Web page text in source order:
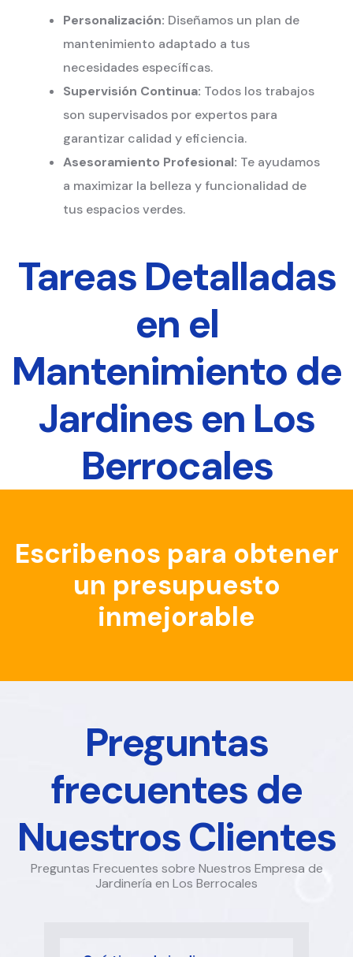
Personalización: Diseñamos un plan de
mantenimiento adaptado a tus
necesidades específicas.
Supervisión Continua: Todos los trabajos
son supervisados por expertos para
garantizar calidad y eficiencia.
Asesoramiento Profesional: Te ayudamos
a maximizar la belleza y funcionalidad de
tus espacios verdes.
Tareas Detalladas
en el
Mantenimiento de
Jardines en Los
Berrocales
Escribenos para obtener
un presupuesto
inmejorable
Preguntas
frecuentes de
Nuestros Clientes
Preguntas Frecuentes sobre Nuestros Empresa de
Jardinería en Los Berrocales